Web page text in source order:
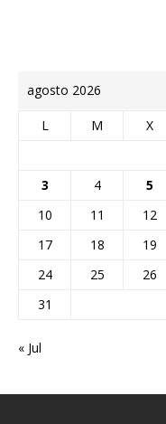
agosto 2026
L M X
3
4 5
10
11 12
17
18 19
24
25 26
31
« Jul